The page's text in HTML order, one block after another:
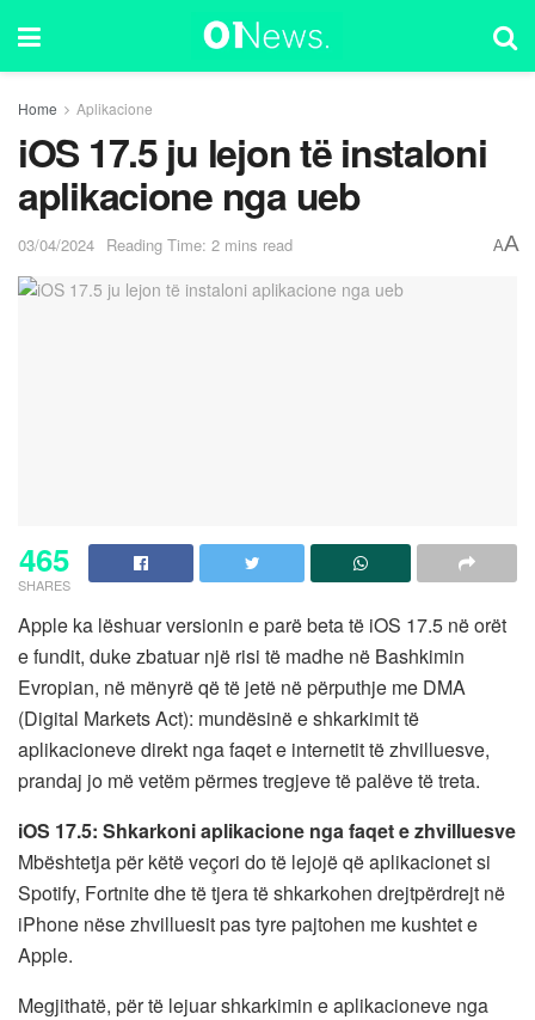
Home Aplikacione
iOS 17.5 ju lejon të instaloni
aplikacione nga ueb
03/04/2024 Reading Time: 2 mins read AA
465
SHARES
Apple ka lëshuar versionin e parë beta të iOS 17.5 në orët
e fundit, duke zbatuar një risi të madhe në Bashkimin
Evropian, në mënyrë që të jetë në përputhje me DMA
(Digital Markets Act): mundësinë e shkarkimit të
aplikacioneve direkt nga faqet e internetit të zhvilluesve,
prandaj jo më vetëm përmes tregjeve të palëve të treta.
iOS 17.5: Shkarkoni aplikacione nga faqet e zhvilluesve
Mbështetja për këtë veçori do të lejojë që aplikacionet si
Spotify, Fortnite dhe të tjera të shkarkohen drejtpërdrejt në
iPhone nëse zhvilluesit pas tyre pajtohen me kushtet e
Apple.
Megjithatë, për të lejuar shkarkimin e aplikacioneve nga